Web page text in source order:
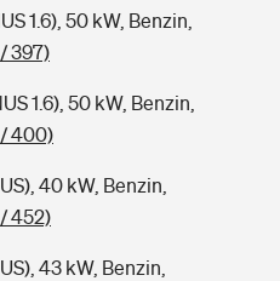
1.6), 50 kW, Benzin,
397)
1.6), 50 kW, Benzin,
400)
40 kW, Benzin,
452)
43 kW, Benzin,